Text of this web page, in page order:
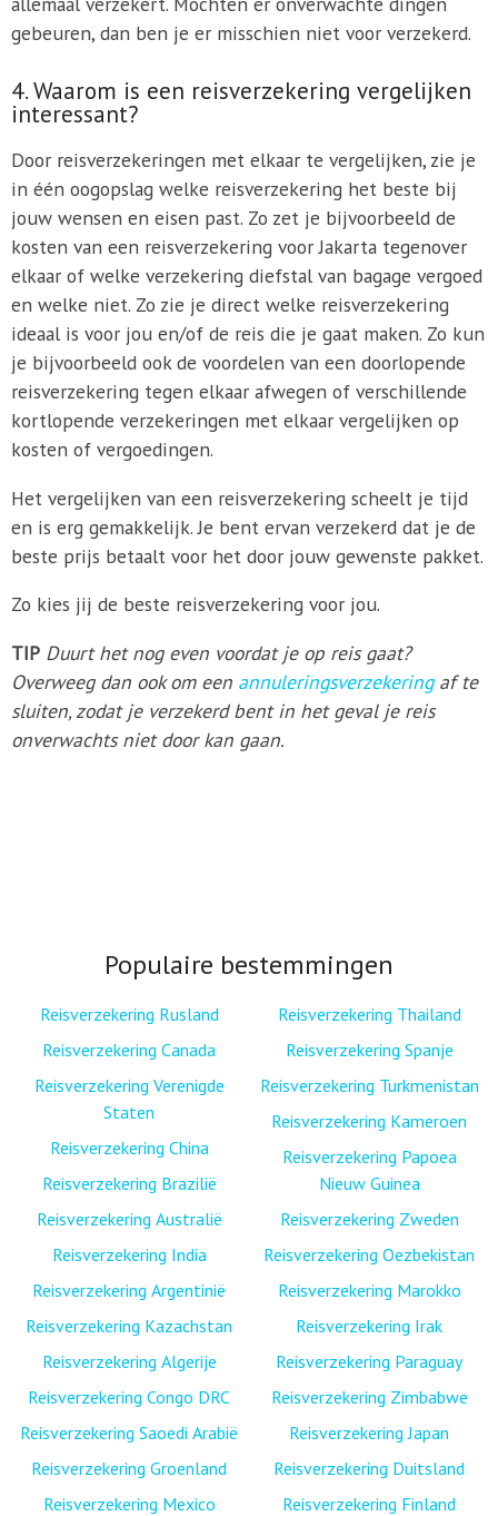
gebeuren, dan ben je er misschien niet voor verzekerd.
4. Waarom is een reisverzekering vergelijken
interessant?
Door reisverzekeringen met elkaar te vergelijken, zie je
in één oogopslag welke reisverzekering het beste bij
jouw wensen en eisen past. Zo zet je bijvoorbeeld de
kosten van een reisverzekering voor Jakarta tegenover
elkaar of welke verzekering diefstal van bagage vergoed
en welke niet. Zo zie je direct welke reisverzekering
ideaal is voor jou en/of de reis die je gaat maken. Zo kun
je bijvoorbeeld ook de voordelen van een doorlopende
reisverzekering tegen elkaar afwegen of verschillende
kortlopende verzekeringen met elkaar vergelijken op
kosten of vergoedingen.
Het vergelijken van een reisverzekering scheelt je tijd
en is erg gemakkelijk. Je bent ervan verzekerd dat je de
beste prijs betaalt voor het door jouw gewenste pakket.
Zo kies jij de beste reisverzekering voor jou.
TIP Duurt het nog even voordat je op reis gaat?
Overweeg dan ook om een annuleringsverzekeringaf te
sluiten, zodat je verzekerd bent in het geval je reis
onverwachts niet door kan gaan.
Populaire bestemmingen
Reisverzekering Rusland
Reisverzekering Canada
Reisverzekering Verenigde
Staten
Reisverzekering China
Reisverzekering Brazilië
Reisverzekering Australië
Reisverzekering India
Reisverzekering Argentinië
Reisverzekering Kazachstan
Reisverzekering Algerije
Reisverzekering Congo DRC
Reisverzekering Saoedi Arabië
Reisverzekering Groenland
Reisverzekering Mexico
Reisverzekering Thailand
Reisverzekering Spanje
Reisverzekering Turkmenistan
Reisverzekering Kameroen
Reisverzekering Papoea
Nieuw Guinea
Reisverzekering Zweden
Reisverzekering Oezbekistan
Reisverzekering Marokko
Reisverzekering Irak
Reisverzekering Paraguay
Reisverzekering Zimbabwe
Reisverzekering Japan
Reisverzekering Duitsland
Reisverzekering Finland